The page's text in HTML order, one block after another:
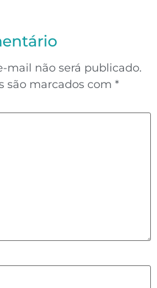
mail não será publicado.
são marcados com *